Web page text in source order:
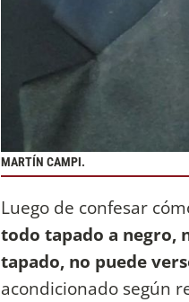
MARTÍN CAMPI.
Luego de confesar
todo tapado a negro,
tapado, no puede
acondicionado según